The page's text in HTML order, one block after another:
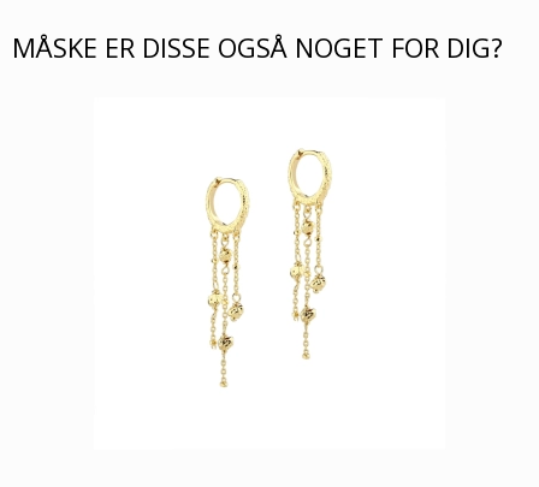
MÅSKE ER DISSE OGSÅ NOGET FOR DIG?